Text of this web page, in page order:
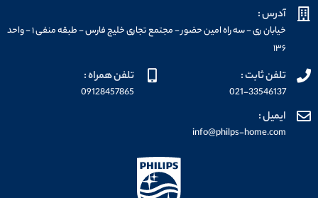
آدرس :
خیابان ری - سه راه امین حضور - مجتمع تجاری خلیج فارس - طبقه منفی ۱ - واحد
۱۳۶
تلفن ثابت :
021-33546137
تلفن همراه :
09128457865
ایمیل :
info@philps-home.com